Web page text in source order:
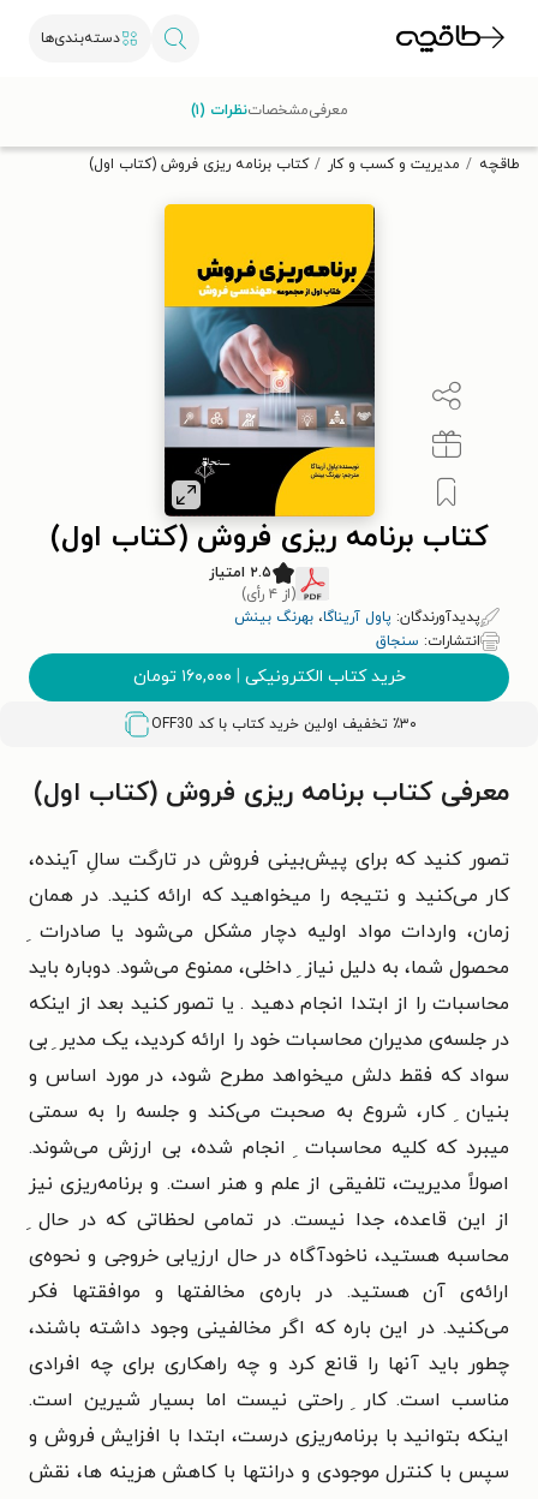
دسته‌بندی‌ها
تخفیف از طاقچه دریافت کن.
طاقچه مدیریت و کسب و کار کتاب برنامه ریزی فروش (کتاب اول)
کتاب برنامه ریزی فروش (کتاب اول)
۲.۵ امتیاز
(از ۴ رأی)
پدیدآورندگان: پاول آریناگا، بهرنگ بینش
انتشارات: سنجاق
خرید کتاب الکترونیکی | ۱۶۰,۰۰۰ تومان
٪۳۰ تخفیف اولین خرید کتاب با کد OFF30
معرفیمشخصاتنظرات (۱)
معرفی کتاب برنامه ریزی فروش (کتاب اول)
تصور کنید که برای پیش‌بینی فروش در تارگت سالِ آینده،
کار می‌کنید و نتیجه را میخواهید که ارائه کنید. در همان
زمان، واردات مواد اولیه دچار مشکل می‌شود یا صادرات ِ
محصول شما، به دلیل نیاز ِ داخلی، ممنوع می‌شود. دوباره باید
محاسبات را از ابتدا انجام دهید . یا تصور کنید بعد از اینکه
در جلسه‌ی مدیران محاسبات خود را ارائه کردید، یک مدیر ِ بی
سواد که فقط دلش میخواهد مطرح شود، در مورد اساس و
بنیان ِ کار، شروع به صحبت می‌کند و جلسه را به سمتی
میبرد که کلیه محاسبات ِ انجام شده، بی ارزش می‌شوند.
اصولاً مدیریت، تلفیقی از علم و هنر است. و برنامه‌ریزی نیز
از این قاعده، جدا نیست. در تمامی لحظاتی که در حال ِ
محاسبه هستید، ناخودآگاه در حال ارزیابی خروجی و نحوه‌ی
ارائه‌ی آن هستید. در باره‌ی مخالفتها و موافقتها فکر
می‌کنید. در این باره که اگر مخالفینی وجود داشته باشند،
چطور باید آنها را قانع کرد و چه راهکاری برای چه افرادی
مناسب است. کار ِ راحتی نیست اما بسیار شیرین است.
اینکه بتوانید با برنامه‌ریزی درست، ابتدا با افزایش فروش و
سپس با کنترل موجودی و درانتها با کاهش هزینه ها، نقش